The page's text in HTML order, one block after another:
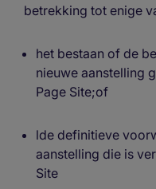
betrekking tot enige
het bestaan of de
nieuwe aanstelling
Page Site;of
lde definitieve
aanstelling die is
Site